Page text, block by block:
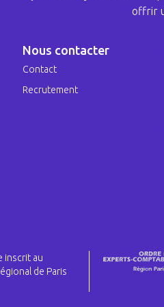
offrir
Nous contacter
Contact
Recrutement
inscrit au
de Paris